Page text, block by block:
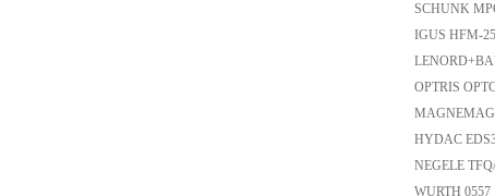
SCHUNK
IGUS HFM-
OPTRIS
HYDAC
NEGELE
WURTH